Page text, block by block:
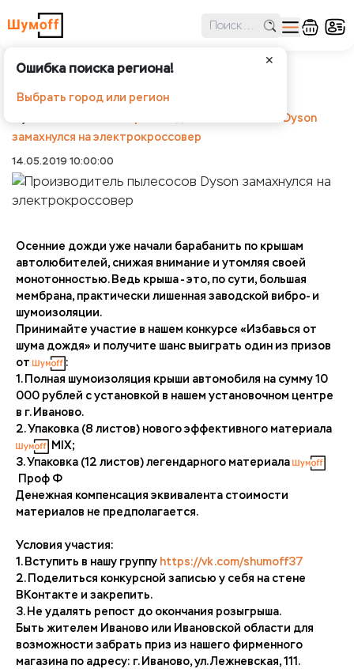
✕
Ошибка поиска региона!
Выбрать город или регион
Производитель пылесосов Dyson
замахнулся на электрокроссовер
Производитель пылесосов Dyson
замахнулся на электрокроссовер
14.05.2019 10:00:00
Осенние дожди уже начали барабанить по крышам
автолюбителей, снижая внимание и утомляя своей
монотонностью. Ведь крыша - это, по сути, большая
мембрана, практически лишенная заводской вибро- и
шумоизоляции.
Принимайте участие в нашем конкурсе «Избавься от
шума дождя» и получите шанс выиграть один из призов
от
:
1. Полная шумоизоляция крыши автомобиля на сумму 10
000 рублей с установкой в нашем установочном центре
в г. Иваново.
2. Упаковка (8 листов) нового эффективного материала
MIX;
3. Упаковка (12 листов) легендарного материала
Проф Ф
Денежная компенсация эквивалента стоимости
материалов не предполагается.
Условия участия:
1. Вступить в нашу группу https://vk.com/shumoff37
2. Поделиться конкурсной записью у себя на стене
ВКонтакте и закрепить.
3. Не удалять репост до окончания розыгрыша.
Быть жителем Иваново или Ивановской области для
возможности забрать приз из нашего фирменного
магазина по адресу: г. Иваново, ул. Лежневская, 111.